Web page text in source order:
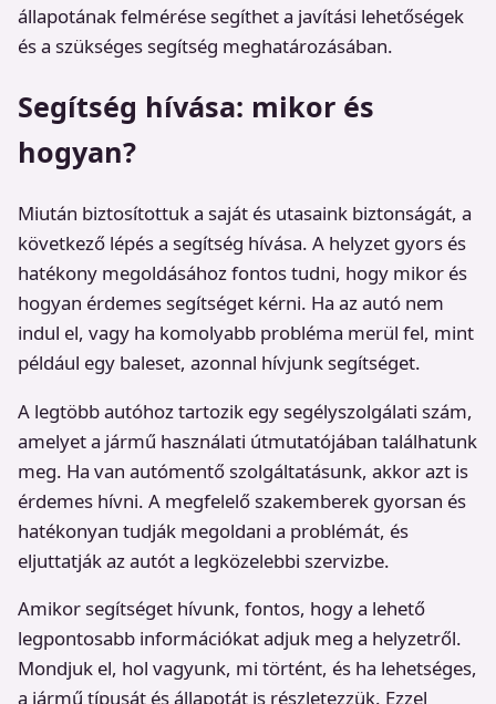
állapotának felmérése segíthet a javítási lehetőségek
és a szükséges segítség meghatározásában.
Segítség hívása: mikor és
hogyan?
Miután biztosítottuk a saját és utasaink biztonságát, a
következő lépés a segítség hívása. A helyzet gyors és
hatékony megoldásához fontos tudni, hogy mikor és
hogyan érdemes segítséget kérni. Ha az autó nem
indul el, vagy ha komolyabb probléma merül fel, mint
például egy baleset, azonnal hívjunk segítséget.
A legtöbb autóhoz tartozik egy segélyszolgálati szám,
amelyet a jármű használati útmutatójában találhatunk
meg. Ha van autómentő szolgáltatásunk, akkor azt is
érdemes hívni. A megfelelő szakemberek gyorsan és
hatékonyan tudják megoldani a problémát, és
eljuttatják az autót a legközelebbi szervizbe.
Amikor segítséget hívunk, fontos, hogy a lehető
legpontosabb információkat adjuk meg a helyzetről.
Mondjuk el, hol vagyunk, mi történt, és ha lehetséges,
a jármű típusát és állapotát is részletezzük. Ezzel